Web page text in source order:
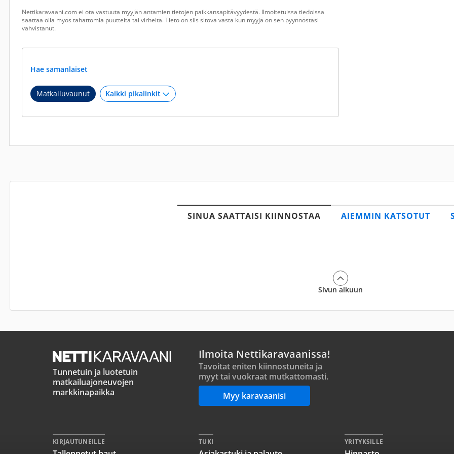
Nettikaravaani.com ei ota vastuuta myyjän antamien tietojen paikkansapitävyydestä. Ilmoitetuissa tiedoissa
saattaa olla myös tahattomia puutteita tai virheitä. Tieto on siis sitova vasta kun myyjä on sen pyynnöstäsi
vahvistanut.
Hae samanlaiset
Matkailuvaunut
SINUA SAATTAISI KIINNOSTAA AIEMMIN KATSOTUT
Sivun alkuun
Tunnetuin ja luotetuin
matkailuajoneuvojen
markkinapaikka
Ilmoita Nettikaravaanissa!
Tavoitat eniten kiinnostuneita ja
myyt tai vuokraat mutkattomasti.
Myy karavaanisi
KIRJAUTUNEILLE TUKI YRITYKSILLE